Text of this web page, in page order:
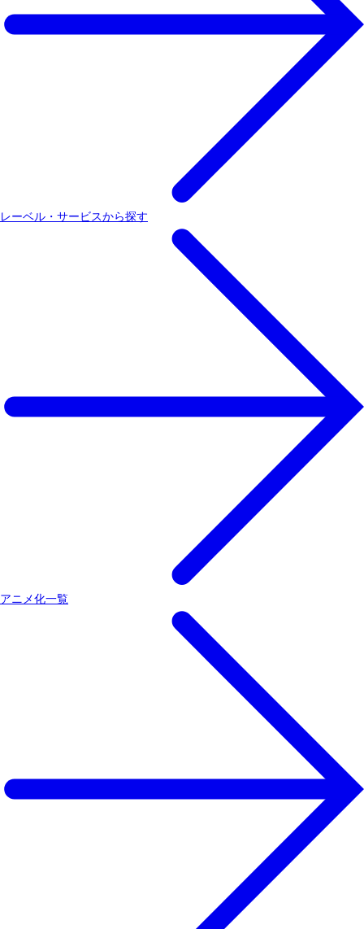
レーベル・サービスから探す
アニメ化一覧